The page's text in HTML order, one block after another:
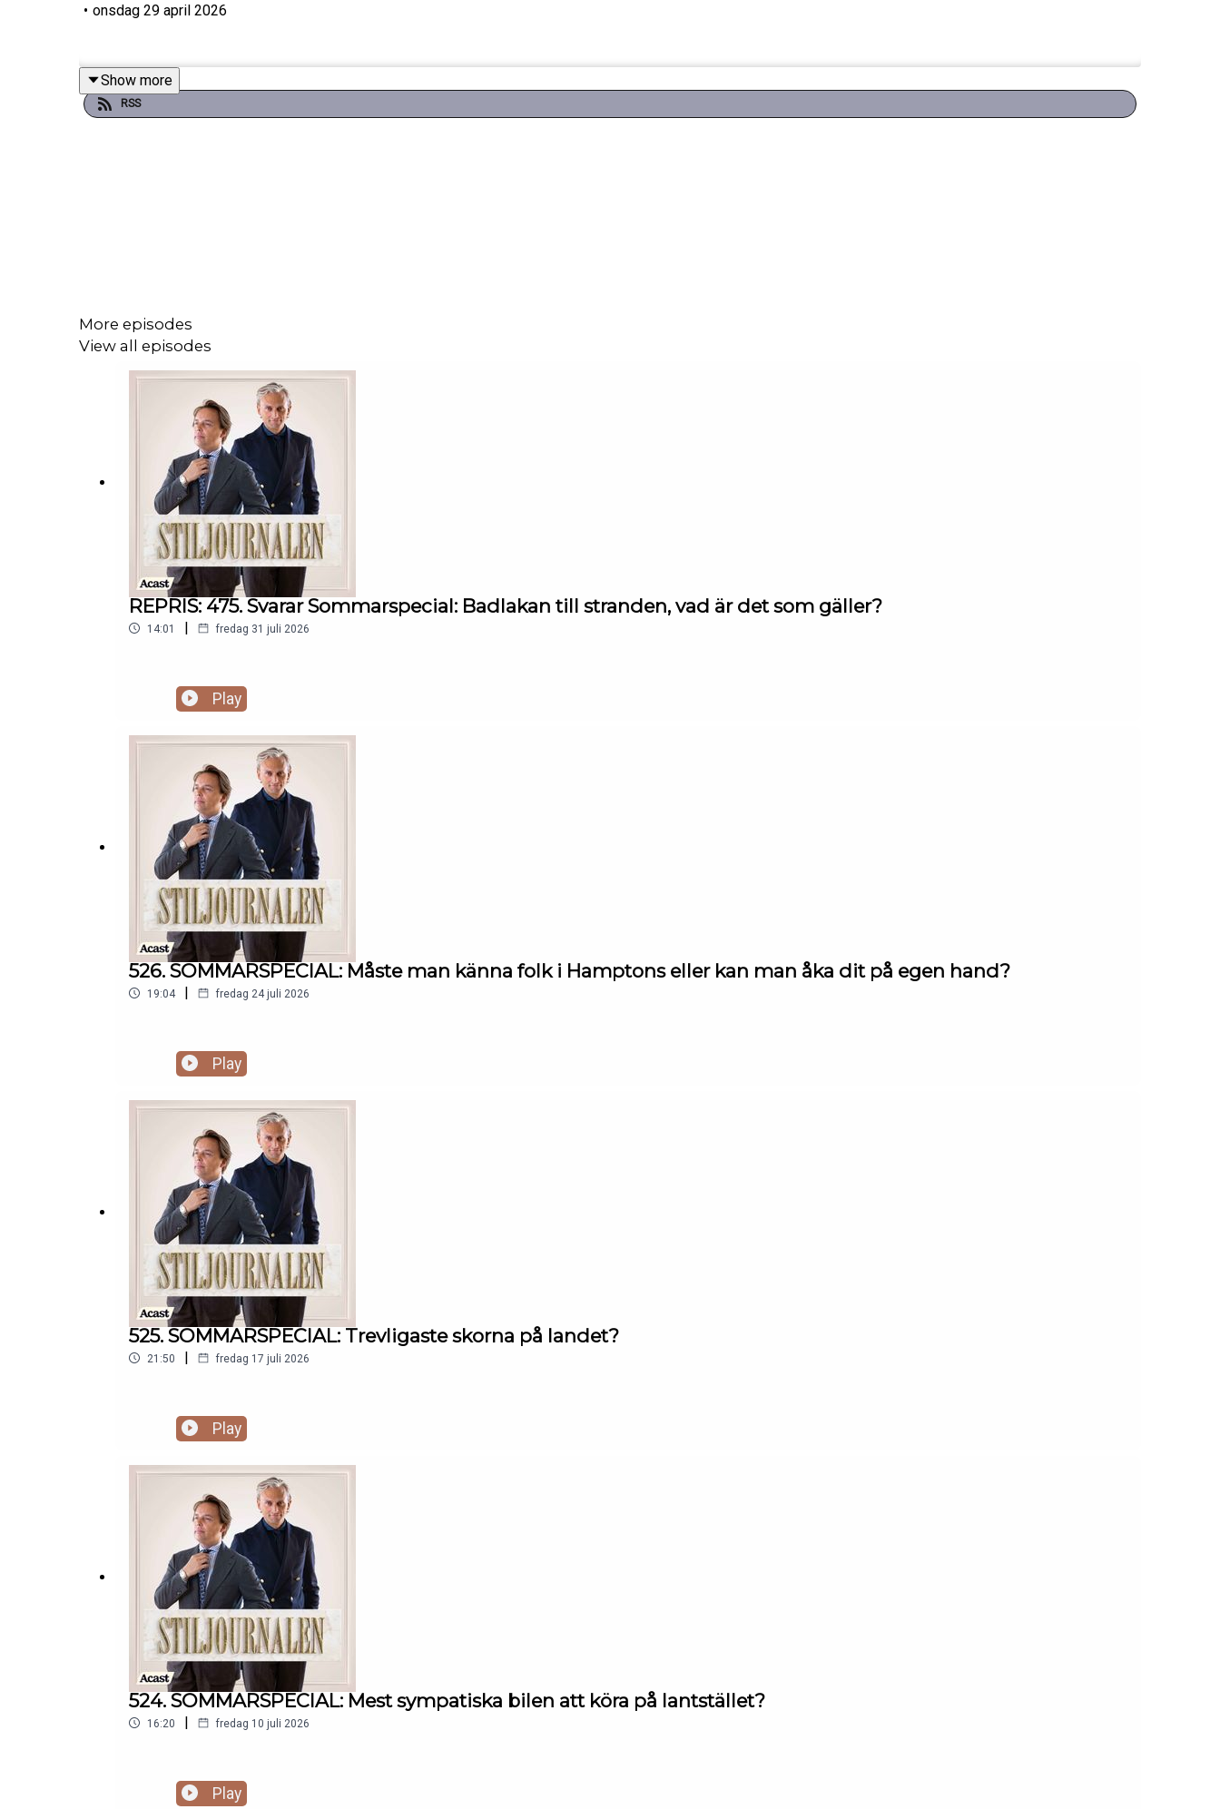
• onsdag 29 april 2026
Show more
RSS
More episodes
View all episodes
REPRIS: 475. Svarar Sommarspecial: Badlakan till stranden, vad är det som gäller?
14:01 | fredag 31 juli 2026
Play
526. SOMMARSPECIAL: Måste man känna folk i Hamptons eller kan man åka dit på egen hand?
19:04 | fredag 24 juli 2026
Play
525. SOMMARSPECIAL: Trevligaste skorna på landet?
21:50 | fredag 17 juli 2026
Play
524. SOMMARSPECIAL: Mest sympatiska bilen att köra på lantstället?
16:20 | fredag 10 juli 2026
Play